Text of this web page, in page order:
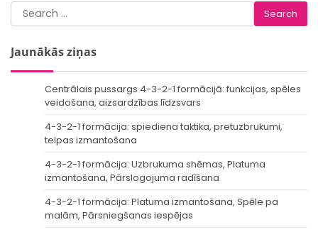
Search
for:
Jaunākās ziņas
Centrālais pussargs 4-3-2-1 formācijā: funkcijas, spēles
veidošana, aizsardzības līdzsvars
4-3-2-1 formācija: spiediena taktika, pretuzbrukumi,
telpas izmantošana
4-3-2-1 formācija: Uzbrukuma shēmas, Platuma
izmantošana, Pārslogojuma radīšana
4-3-2-1 formācija: Platuma izmantošana, Spēle pa
malām, Pārsniegšanas iespējas